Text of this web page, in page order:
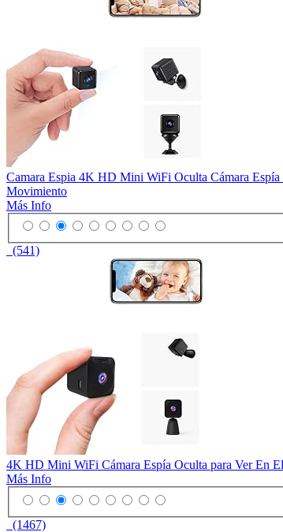
Camara Espia 4K HD Mini WiFi Oculta Cámara
Movimiento
Más Info
(541)
4K HD Mini WiFi Cámara Espía Oculta para Ver En
Más Info
(1467)